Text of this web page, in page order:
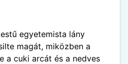
egyetemista lány
magát, miközben a
a cuki arcát és a nedves